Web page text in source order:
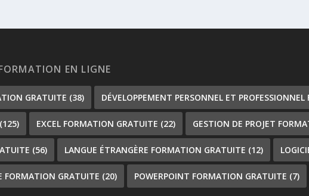
EN LIGNE
GRATUITE (38) DÉVELOPPEMENT PERSONNEL ET
(125) EXCEL FORMATION GRATUITE (22) GESTION DE PROJET
(56) LANGUE ÉTRANGÈRE FORMATION GRATUITE (12)
FORMATION GRATUITE (20) POWERPOINT FORMATION GRATUITE (7)